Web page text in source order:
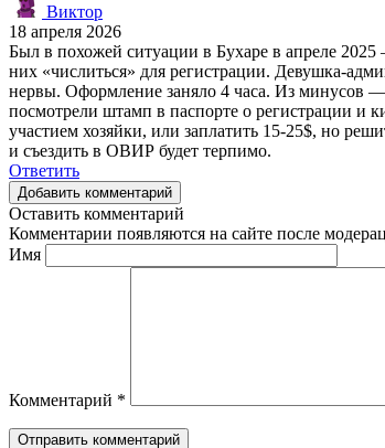
Виктор
18 апреля 2026
Был в похожей ситуации в Бухаре в апреле
них «числиться» для регистрации. Девушка-
нервы. Оформление заняло 4 часа. Из минусов
посмотрели штамп в паспорте о регистрации и
участием хозяйки, или заплатить 15-25$, но
и съездить в ОВИР будет терпимо.
Ответить
Добавить комментарий
Оставить комментарий
Комментарии появляются на сайте после
Имя
Комментарий *